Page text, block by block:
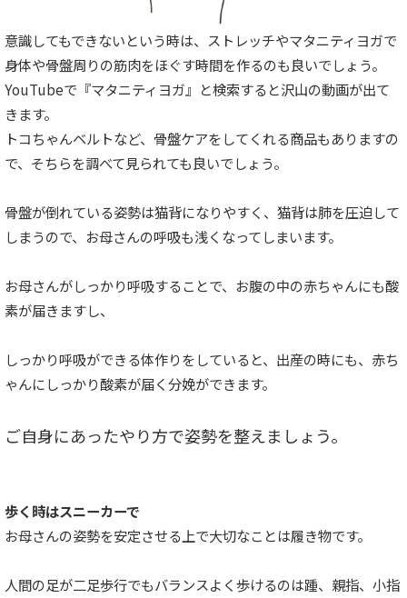
意識してもできないという時は、ストレッチやマタニティヨガで
身体や骨盤周りの筋肉をほぐす時間を作るのも良いでしょう。
YouTubeで『マタニティヨガ』と検索すると沢山の動画が出て
きます。
トコちゃんベルトなど、骨盤ケアをしてくれる商品もありますの
で、そちらを調べて見られても良いでしょう。
骨盤が倒れている姿勢は猫背になりやすく、猫背は肺を圧迫して
しまうので、お母さんの呼吸も浅くなってしまいます。
お母さんがしっかり呼吸することで、お腹の中の赤ちゃんにも酸
素が届きますし、
しっかり呼吸ができる体作りをしていると、出産の時にも、赤ち
ゃんにしっかり酸素が届く分娩ができます。
ご自身にあったやり方で姿勢を整えましょう。
歩く時はスニーカーで
お母さんの姿勢を安定させる上で大切なことは履き物です。
人間の足が二足歩行でもバランスよく歩けるのは踵、親指、小指